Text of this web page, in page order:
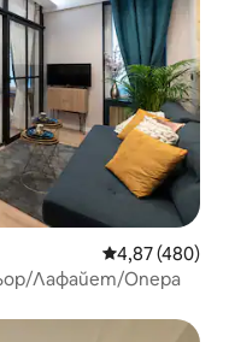
Средна
4,87 (480)
Лафайет/Опера